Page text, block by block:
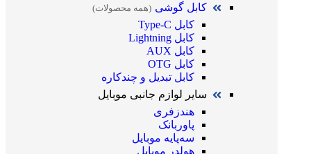
کابل گوشی (همه محصولات)
کابل Type-C
کابل Lightning
کابل AUX
کابل OTG
کابل تبدیل و چندکاره
سایر لوازم جانبی موبایل
هندزفری
پاوربانک
سه‌پایه موبایل
هولدر موبایل